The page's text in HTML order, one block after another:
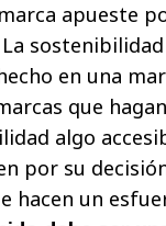
apueste
en una
que
algo
por su
hacen un